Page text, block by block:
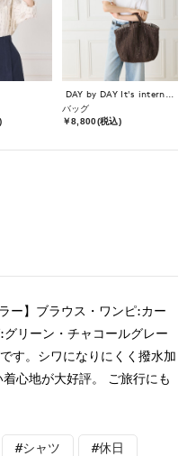
バッグ
￥8,800(税込)
ー】ブラウス・ワンピ:カー
リーン・チャコールグレー
す。シワになりにくく撥水加
心地が大好評。 ご旅行にも
#シャツ #休日